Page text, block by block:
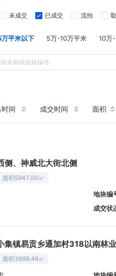
未成交 已成交 流拍
万平米以下 5万-10万平米 10万
间 成交时间 面积
侧、神威北大街北侧
面积5947.00㎡
地块编
成交状
集镇易贡乡通加村318以南林
面积3999.46㎡